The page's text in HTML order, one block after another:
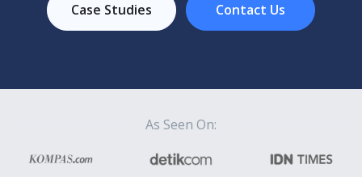
Case Studies Contact Us
As Seen On: